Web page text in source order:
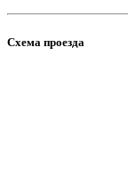
Схема проезда